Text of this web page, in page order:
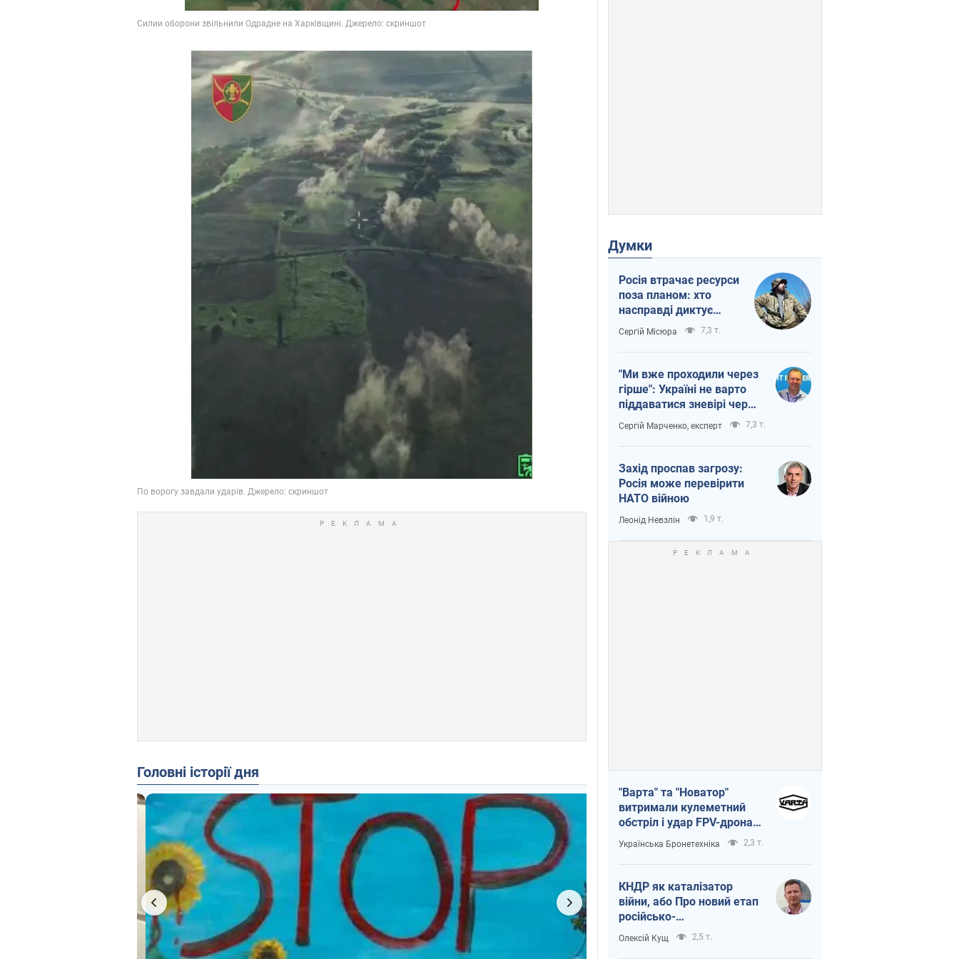
Головні історії дня
Думки
Росія втрачає ресурси
поза планом: хто
насправді диктує
темп війни
Сергій Місюра 7,3 т.
"Ми вже проходили через
гірше": Україні не варто
піддаватися зневірі через
ракетний терор
Сергій Марченко, експерт 7,3 т.
Захід проспав загрозу:
Росія може перевірити
НАТО війною
Леонід Невзлін 1,9 т.
"Варта" та "Новатор"
витримали кулеметний
обстріл і удар FPV-дрона,
врятувавши життя
офіцеру ЗСУ
Українська Бронетехніка 2,3 т.
КНДР як каталізатор
війни, або Про новий етап
російсько-
північнокорейського
Олексій Кущ 2,5 т.